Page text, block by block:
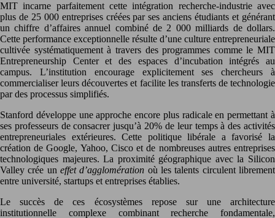
MIT incarne parfaitement cette intégration recherche-industrie avec
plus de 25 000 entreprises créées par ses anciens étudiants et générant
un chiffre d’affaires annuel combiné de 2 000 milliards de dollars.
Cette performance exceptionnelle résulte d’une culture entrepreneuriale
cultivée systématiquement à travers des programmes comme le MIT
Entrepreneurship Center et des espaces d’incubation intégrés au
campus. L’institution encourage explicitement ses chercheurs à
commercialiser leurs découvertes et facilite les transferts de technologie
par des processus simplifiés.
Stanford développe une approche encore plus radicale en permettant à
ses professeurs de consacrer jusqu’à 20% de leur temps à des activités
entrepreneuriales extérieures. Cette politique libérale a favorisé la
création de Google, Yahoo, Cisco et de nombreuses autres entreprises
technologiques majeures. La proximité géographique avec la Silicon
Valley crée un effet d’agglomération où les talents circulent librement
entre université, startups et entreprises établies.
Le succès de ces écosystèmes repose sur une architecture
institutionnelle complexe combinant recherche fondamentale,